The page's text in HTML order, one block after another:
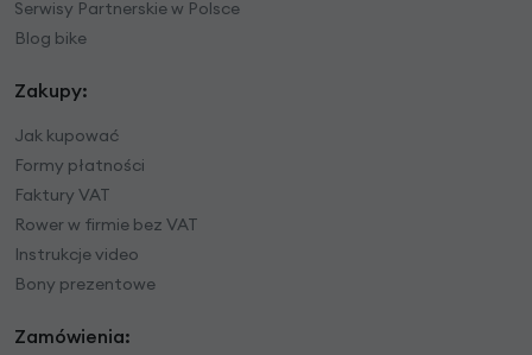
Serwisy Partnerskie w Polsce
Blog bike
Zakupy:
Jak kupować
Formy płatności
Faktury VAT
Rower w firmie bez VAT
Instrukcje video
Bony prezentowe
Zamówienia: